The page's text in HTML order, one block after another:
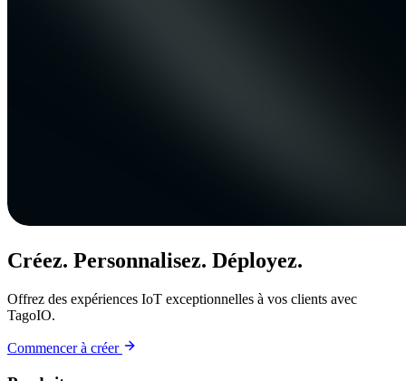
Créez. Personnalisez. Déployez.
Offrez des expériences IoT exceptionnelles à vos clients avec
TagoIO.
Commencer à créer